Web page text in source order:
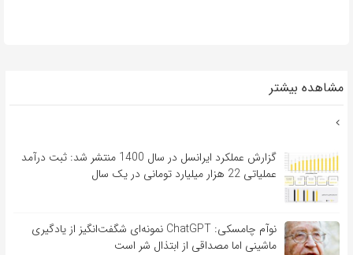
مشاهده بیشتر
گزارش عملکرد ایرانسل در سال 1400 منتشر شد: ثبت درآمد
عملیاتی 22 هزار میلیارد تومانی در یک سال
نوآم چامسکی: ChatGPT نمونه‌ای شگفت‌انگیز از یادگیری
ماشینی اما مصداقی از ابتذال شر است